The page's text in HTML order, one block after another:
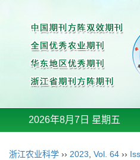
2026年8月7日 星期五
浙江农业科学 ›› 2023 Vol. 64 ››